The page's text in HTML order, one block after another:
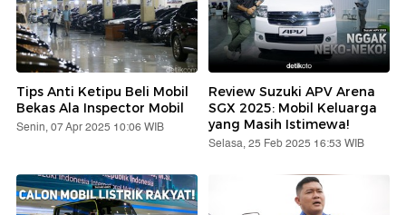
Tips Anti Ketipu Beli Mobil
Bekas Ala Inspector Mobil
Senin, 07 Apr 2025 10:06 WIB
Review Suzuki APV Arena
SGX 2025: Mobil Keluarga
yang Masih Istimewa!
Selasa, 25 Feb 2025 16:53 WIB